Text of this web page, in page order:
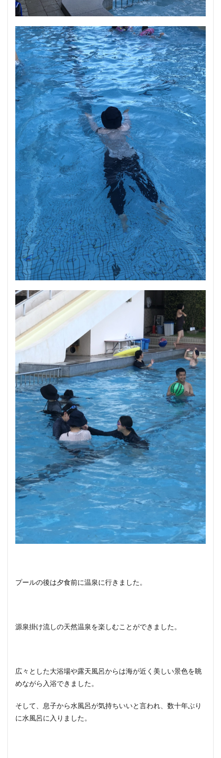
プールの後は夕食前に温泉に行きました。
源泉掛け流しの天然温泉を楽しむことができました。
広々とした大浴場や露天風呂からは海が近く美しい景色を眺
めながら入浴できました。
そして、息子から水風呂が気持ちいいと言われ、数十年ぶり
に水風呂に入りました。